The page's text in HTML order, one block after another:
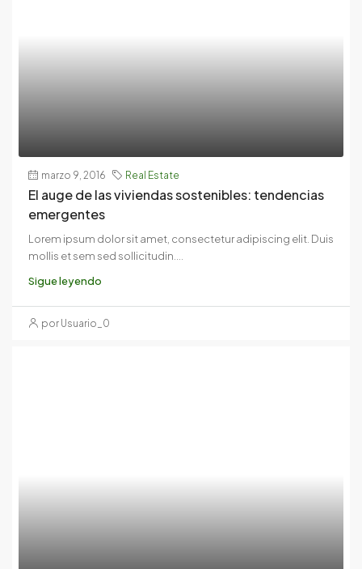
marzo 9, 2016 Real Estate
El auge de las viviendas sostenibles: tendencias
emergentes
Lorem ipsum dolor sit amet, consectetur adipiscing elit. Duis
mollis et sem sed sollicitudin....
Sigue leyendo
por Usuario_0